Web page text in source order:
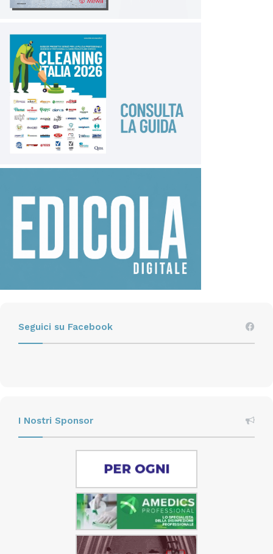
è una particolare attenzione da parte dei Soggetti
istituzionali e degli esperti in materia. Il Ministero del
lavoro e delle politiche sociali, alla luce degli scenari
di cambiamento climatico, considera la protezione dei
lavoratori dai rischi di infortunio connessi alle
temperature, come una priorità e ha di recente
pubblicato un vademecum. Anche l’Ispettorato
nazionale del lavoro, con la Nota n. 5056 del 13 luglio
nell’ottica della tutela dei lavoratori rientra la nota
dell’Inps n. 2999 del 28 luglio 2022, nella quale viene
messa in evidenza l’opportunità di concedere la
Cassa Integrazione Guadagni Ordinaria per lavori che
espongano a temperature superiori a 35°C: il datore
attività, è stata messa a punto una piattaforma a
monitorare e contrastare l’esposizione occupazionale
ad alte temperature. Informazioni su questa tipologia
di rischi sono anche rilevabili sul portale Inail nelle
pagine di “Conoscere il rischio” al link Conoscere il
rischio Stress termico.
Seguici su Facebook
I Nostri Sponsor